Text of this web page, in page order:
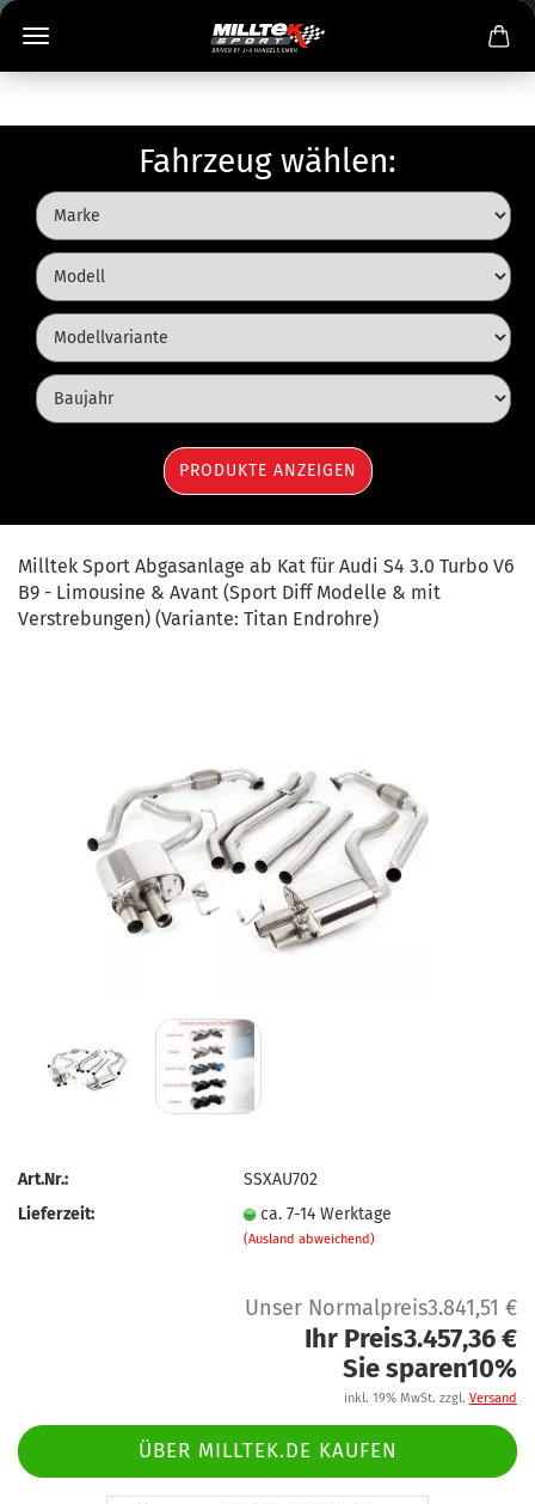
Fahrzeug wählen:
Milltek Sport Abgasanlage ab Kat für Audi S4 3.0 Turbo V6
B9 - Limousine & Avant (Sport Diff Modelle & mit
Verstrebungen) (Variante: Titan Endrohre)
Art.Nr.:
SSXAU702
Lieferzeit:
ca. 7-14 Werktage
(Ausland abweichend)
Unser Normalpreis3.841,51 €
Ihr Preis3.457,36 €
Sie sparen10%
inkl. 19% MwSt. zzgl. Versand
ÜBER MILLTEK.DE KAUFEN